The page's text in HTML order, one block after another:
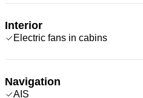
Interior
Electric fans in cabins
Navigation
AIS